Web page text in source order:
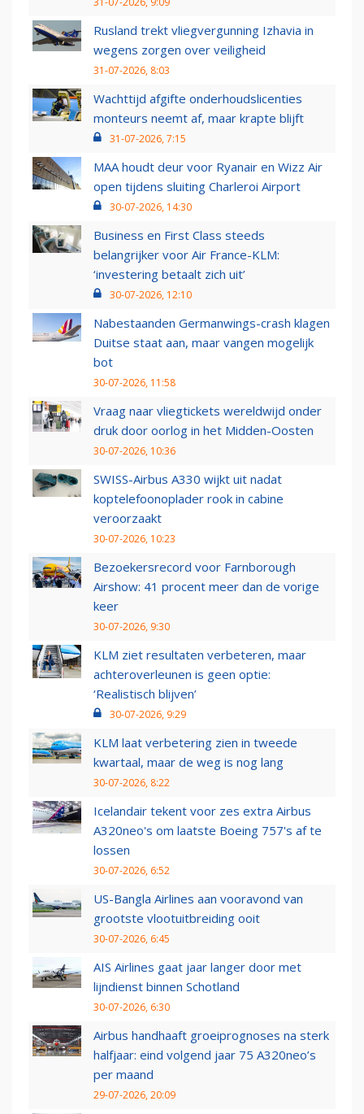
Rusland trekt vliegvergunning Izhavia in
wegens zorgen over veiligheid
31-07-2026, 8:03
Wachttijd afgifte onderhoudslicenties
monteurs neemt af, maar krapte blijft
31-07-2026, 7:15
MAA houdt deur voor Ryanair en Wizz Air
open tijdens sluiting Charleroi Airport
30-07-2026, 14:30
Business en First Class steeds
belangrijker voor Air France-KLM:
‘investering betaalt zich uit’
30-07-2026, 12:10
Nabestaanden Germanwings-crash klagen
Duitse staat aan, maar vangen mogelijk
bot
30-07-2026, 11:58
Vraag naar vliegtickets wereldwijd onder
druk door oorlog in het Midden-Oosten
30-07-2026, 10:36
SWISS-Airbus A330 wijkt uit nadat
koptelefoonoplader rook in cabine
veroorzaakt
30-07-2026, 10:23
Bezoekersrecord voor Farnborough
Airshow: 41 procent meer dan de vorige
keer
30-07-2026, 9:30
KLM ziet resultaten verbeteren, maar
achteroverleunen is geen optie:
‘Realistisch blijven’
30-07-2026, 9:29
KLM laat verbetering zien in tweede
kwartaal, maar de weg is nog lang
30-07-2026, 8:22
Icelandair tekent voor zes extra Airbus
A320neo's om laatste Boeing 757's af te
lossen
30-07-2026, 6:52
US-Bangla Airlines aan vooravond van
grootste vlootuitbreiding ooit
30-07-2026, 6:45
AIS Airlines gaat jaar langer door met
lijndienst binnen Schotland
30-07-2026, 6:30
Airbus handhaaft groeiprognoses na sterk
halfjaar: eind volgend jaar 75 A320neo’s
per maand
29-07-2026, 20:09